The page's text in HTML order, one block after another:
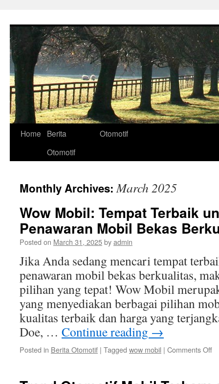
Home
Berita
Otomotif
Otomotif
Monthly Archives:March 2025
Wow Mobil: Tempat Terbaik
Penawaran Mobil Bekas
Posted on March 31, 2025byadmin
Jika Anda sedang mencari tempat
penawaran mobil bekas berkualitas,
pilihan yang tepat! Wow Mobil
yang menyediakan berbagai pilihan
kualitas terbaik dan harga yang
Doe, … Continue reading →
Posted in Berita Otomotif | Tagged wow mobil | Comments Offon